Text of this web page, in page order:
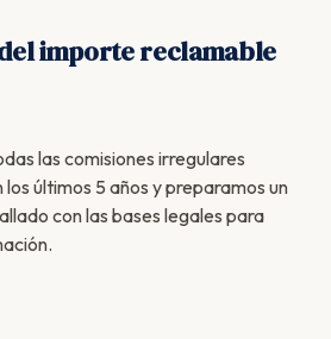
importe reclamable
las comisiones irregulares
últimos 5 años y preparamos un
con las bases legales para